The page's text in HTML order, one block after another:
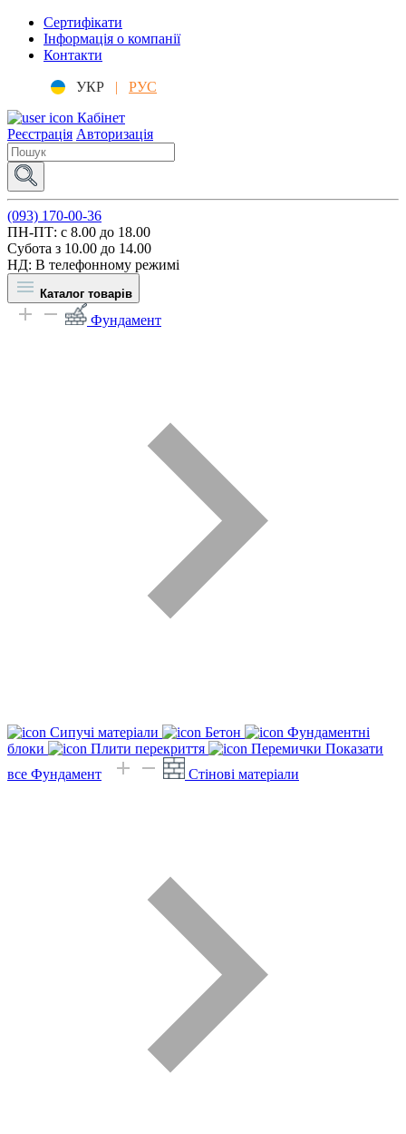
Сертифікати
Інформація о компанії
Контакти
УКР |
РУС
Кабінет
Реєстрація Авторизація
(093) 170-00-36
ПН-ПТ: c 8.00 до 18.00
Субота з 10.00 до 14.00
НД: В телефонному режимі
Каталог товарів
Фундамент
Сипучі матеріали Бетон
Фундаментні
блоки
Плити перекриття Перемички Показати
все Фундамент
Стінові матеріали